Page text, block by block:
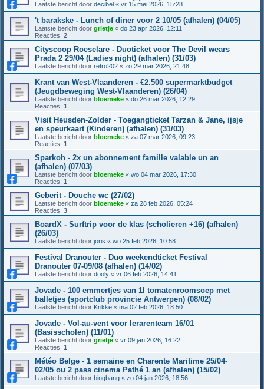
Laatste bericht door decibel « vr 15 mei 2026, 15:28
't barakske - Lunch of diner voor 2 10/05 (afhalen) (04/05)
Laatste bericht door grietje « do 23 apr 2026, 12:11
Reacties: 2
Cityscoop Roeselare - Duoticket voor The Devil wears
Prada 2 29/04 (Ladies night) (afhalen) (31/03)
Laatste bericht door retro202 « zo 29 mar 2026, 21:48
Krant van West-Vlaanderen - €2.500 supermarktbudget
(Jeugdbeweging West-Vlaanderen) (26/04)
Laatste bericht door bloemeke « do 26 mar 2026, 12:29
Reacties: 1
Visit Heusden-Zolder - Toegangticket Tarzan & Jane, ijsje
en speurkaart (Kinderen) (afhalen) (31/03)
Laatste bericht door bloemeke « za 07 mar 2026, 09:23
Reacties: 1
Sparkoh - 2x un abonnement famille valable un an
(afhalen) (07/03)
Laatste bericht door bloemeke « wo 04 mar 2026, 17:30
Reacties: 1
Geberit - Douche wc (27/02)
Laatste bericht door bloemeke « za 28 feb 2026, 05:24
Reacties: 3
BoardX - Surftrip voor de klas (scholieren +16) (afhalen)
(26/03)
Laatste bericht door joris « wo 25 feb 2026, 10:58
Festival Dranouter - Duo weekendticket Festival
Dranouter 07-09/08 (afhalen) (14/02)
Laatste bericht door dooly « vr 06 feb 2026, 14:41
Jovade - 100 emmertjes van 1l tomatenroomsoep met
balletjes (sportclub provincie Antwerpen) (08/02)
Laatste bericht door Krikke « ma 02 feb 2026, 18:50
Jovade - Vol-au-vent voor lerarenteam 16/01
(Basisscholen) (11/01)
Laatste bericht door grietje « vr 09 jan 2026, 16:22
Reacties: 1
Météo Belge - 1 semaine en Charente Maritime 25/04-
02/05 ou 2 pass cinema Pathé 1 an (afhalen) (15/02)
Laatste bericht door bingbang « zo 04 jan 2026, 18:56